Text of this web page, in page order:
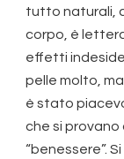
tutto naturali,
corpo, è
effetti
pelle molto,
è stato
che si provano
“benessere”.